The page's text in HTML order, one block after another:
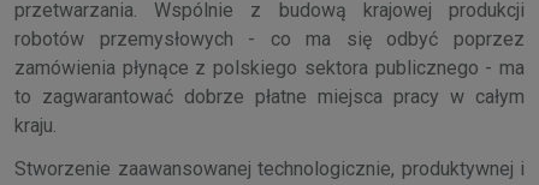
przetwarzania. Wspólnie z budową krajowej produkcji
robotów przemysłowych - co ma się odbyć poprzez
zamówienia płynące z polskiego sektora publicznego - ma
to zagwarantować dobrze płatne miejsca pracy w całym
kraju.
Stworzenie zaawansowanej technologicznie, produktywnej i